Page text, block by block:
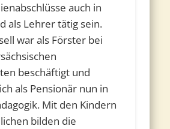
auch in
als Lehrer tätig sein.
war als Förster bei
beschäftigt und
als Pensionär nun in
Mit den Kindern
bilden die